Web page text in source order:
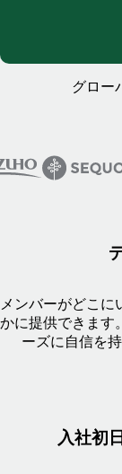
グロー
メンバーがどこ
かに提供できます
ーズに自信を
入社初